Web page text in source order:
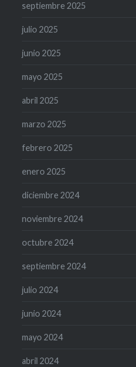
septiembre 2025
julio 2025
junio 2025
mayo 2025
abril 2025
marzo 2025
febrero 2025
enero 2025
diciembre 2024
noviembre 2024
octubre 2024
septiembre 2024
julio 2024
junio 2024
mayo 2024
abril 2024